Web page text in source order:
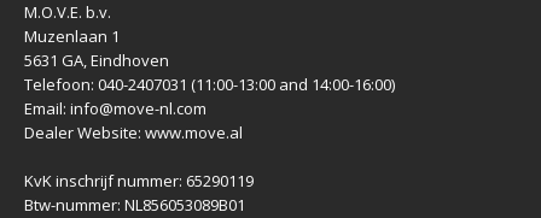
M.O.V.E. b.v.
Muzenlaan 1
5631 GA, Eindhoven
Telefoon: 040-2407031 (11:00-13:00 and 14:00-16:00)
Email: info@move-nl.com
Dealer Website: www.move.al
KvK inschrijf nummer: 65290119
Btw-nummer: NL856053089B01